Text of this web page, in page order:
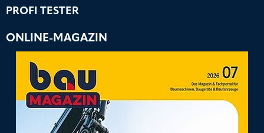
PROFI TESTER
ONLINE-MAGAZIN